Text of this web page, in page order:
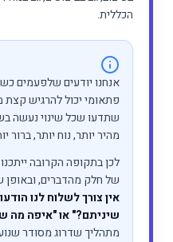
הכללית.
אנחנו יודעים שלפעמים
פתאומי יכול להרגיש
שתדעו שכל שינוי נעשה
מהיר יותר, נוח יותר, ברור
לכן בתקופה הקרובה
של חלק מהדברים, ובאופן
אין צורך לשלוח לנו
שיניתם?" או "איפה מה
מתהליך שדרוג מסודר